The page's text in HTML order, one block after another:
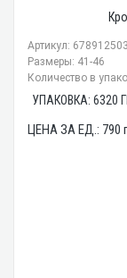
Артикул:
Размеры: 41-46
Количество в
УПАКОВКА: 6320
ЦЕНА ЗА ЕД.: 790